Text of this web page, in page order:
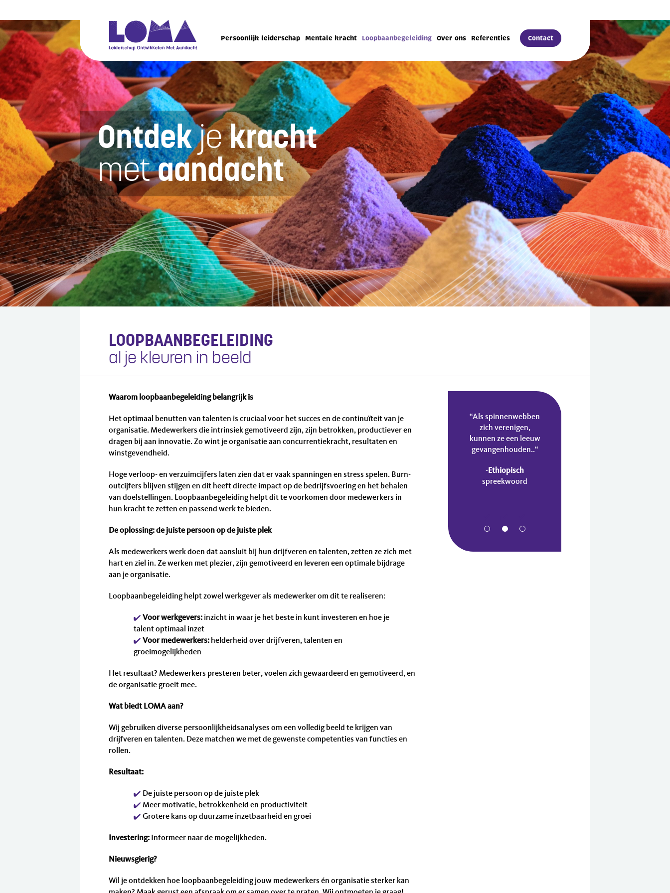
Persoonlijk leiderschap Mentale kracht Loopbaanbegeleiding Over ons Referenties Contact
Ontdekjekracht
metaandacht
LOOPBAANBEGELEIDING
al je kleuren in beeld
Waarom loopbaanbegeleiding belangrijk is
Het optimaal benutten van talenten is cruciaal voor het succes en de continuïteit van je
organisatie. Medewerkers die intrinsiek gemotiveerd zijn, zijn betrokken, productiever en
dragen bij aan innovatie. Zo wint je organisatie aan concurrentiekracht, resultaten en
winstgevendheid.
Hoge verloop- en verzuimcijfers laten zien dat er vaak spanningen en stress spelen. Burn-
outcijfers blijven stijgen en dit heeft directe impact op de bedrijfsvoering en het behalen
van doelstellingen. Loopbaanbegeleiding helpt dit te voorkomen door medewerkers in
hun kracht te zetten en passend werk te bieden.
De oplossing: de juiste persoon op de juiste plek
Als medewerkers werk doen dat aansluit bij hun drijfveren en talenten, zetten ze zich met
hart en ziel in. Ze werken met plezier, zijn gemotiveerd en leveren een optimale bijdrage
aan je organisatie.
Loopbaanbegeleiding helpt zowel werkgever als medewerker om dit te realiseren:
Voor werkgevers: inzicht in waar je het beste in kunt investeren en hoe je
talent optimaal inzet
Voor medewerkers: helderheid over drijfveren, talenten en
groeimogelijkheden
Het resultaat? Medewerkers presteren beter, voelen zich gewaardeerd en gemotiveerd, en
de organisatie groeit mee.
Wat biedt LOMA aan?
Wij gebruiken diverse persoonlijkheidsanalyses om een volledig beeld te krijgen van
drijfveren en talenten. Deze matchen we met de gewenste competenties van functies en
rollen.
Resultaat:
De juiste persoon op de juiste plek
Meer motivatie, betrokkenheid en productiviteit
Grotere kans op duurzame inzetbaarheid en groei
Investering: Informeer naar de mogelijkheden.
Nieuwsgierig?
Wil je ontdekken hoe loopbaanbegeleiding jouw medewerkers én organisatie sterker kan
“Als spinnenwebben
zich verenigen,
kunnen ze een leeuw
gevangenhouden..“
-Ethiopisch
spreekwoord
Zig